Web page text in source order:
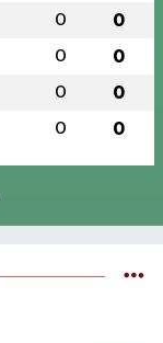
0 0
0 0
0 0
0 0